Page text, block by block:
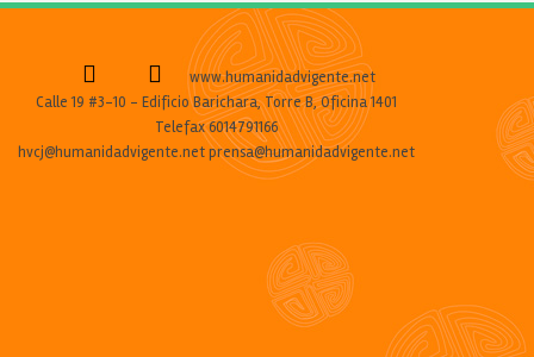
www.humanidadvigente.net
Calle 19 #3-10 - Edificio Barichara, Torre B, Oficina 1401
Telefax 6014791166
hvcj@humanidadvigente.net prensa@humanidadvigente.net